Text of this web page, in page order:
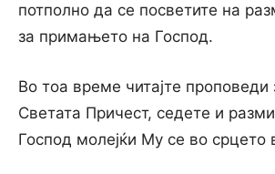
потполно да се посветите на
за примањето на Господ.
Во тоа време читајте проповеди
Светата Причест, седете и
Господ молејќи Му се во срцето